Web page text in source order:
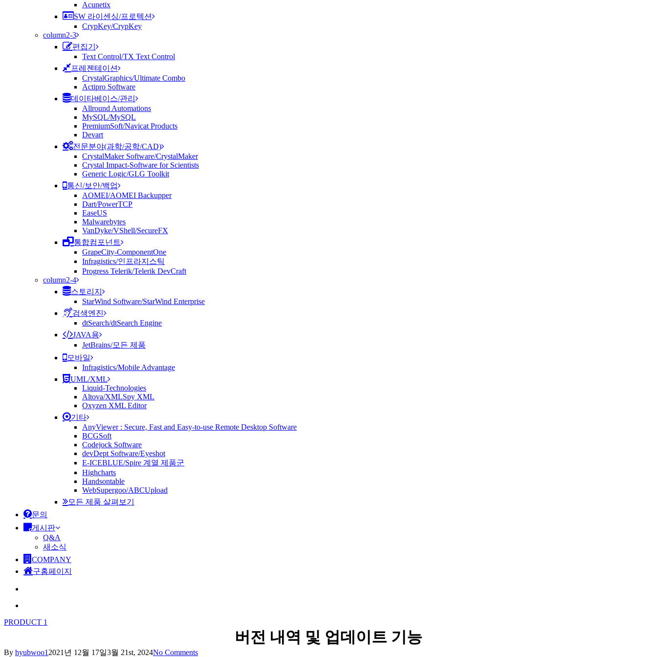
Acunetix
SW 라이센싱/프로텍션
CrypKey/CrypKey
column2-3
편집기
Text Control/TX Text Control
프레젠테이션
CrystalGraphics/Ultimate Combo
Actipro Software
데이타베이스/관리
Allround Automations
MySQL/MySQL
PremiumSoft/Navicat Products
Devart
전문분야(과학/공학/CAD)
CrystalMaker Software/CrystalMaker
Crystal Impact-Software for Scientists
Generic Logic/GLG Toolkit
통신/보안/백업
AOMEI/AOMEI Backupper
Dart/PowerTCP
EaseUS
Malwarebytes
VanDyke/VShell/SecureFX
통합컴포넌트
GrapeCity-ComponentOne
Infragistics/인프라지스틱
Progress Telerik/Telerik DevCraft
column2-4
스토리지
StarWind Software/StarWind Enterprise
검색엔진
dtSearch/dtSearch Engine
JAVA용
JetBrains/모든 제품
모바일
Infragistics/Mobile Advantage
UML/XML
Liquid-Technologies
Altova/XMLSpy XML
Oxyzen XML Editor
기타
AnyViewer : Secure, Fast and Easy-to-use Remote Desktop Software
BCGSoft
Codejock Software
devDept Software/Eyeshot
E-ICEBLUE/Spire 계열 제품군
Highcharts
Handsontable
WebSupergoo/ABCUpload
모든 제품 살펴보기
문의
게시판
Q&A
새소식
COMPANY
구홈페이지
PRODUCT 1
버전 내역 및 업데이트 기능
By hyubwoo1 2021년 12월 17일3월 21st, 2024No Comments